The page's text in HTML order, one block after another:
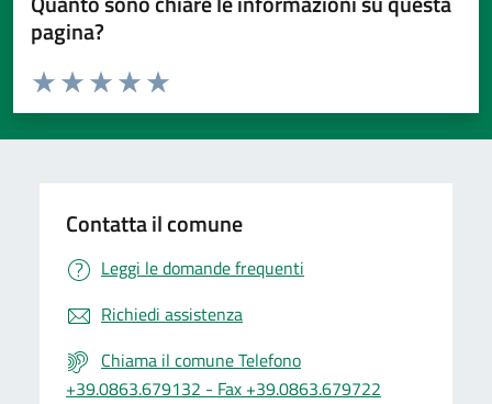
pagina?
Valuta da 1 a 5 stelle la pagina
Valuta 5 stelle su 5
Valuta 4 stelle su 5
Valuta 3 stelle su 5
Valuta 2 stelle su 5
Valuta 1 stelle su 5
Contatta il comune
Leggi le domande frequenti
Richiedi assistenza
Chiama il comune Telefono
+39.0863.679132 - Fax +39.0863.679722